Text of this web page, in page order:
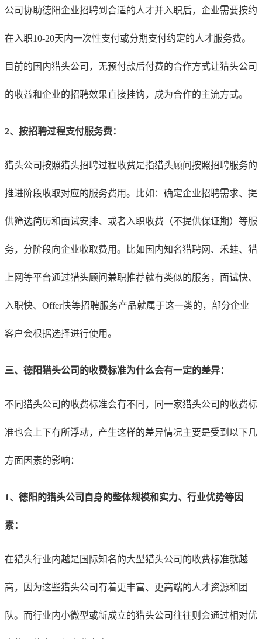
公司协助德阳企业招聘到合适的人才并入职后，企业需要按约
在入职10-20天内一次性支付或分期支付约定的人才服务费。
目前的国内猎头公司，无预付款后付费的合作方式让猎头公司
的收益和企业的招聘效果直接挂钩，成为合作的主流方式。
2、按招聘过程支付服务费：
猎头公司按照猎头招聘过程收费是指猎头顾问按照招聘服务的
推进阶段收取对应的服务费用。比如：确定企业招聘需求、提
供筛选简历和面试安排、或者入职收费（不提供保证期）等服
务，分阶段向企业收取费用。比如国内知名猎聘网、禾蛙、猎
上网等平台通过猎头顾问兼职推荐就有类似的服务，面试快、
入职快、Offer快等招聘服务产品就属于这一类的，部分企业
客户会根据选择进行使用。
三、德阳猎头公司的收费标准为什么会有一定的差异：
不同猎头公司的收费标准会有不同，同一家猎头公司的收费标
准也会上下有所浮动，产生这样的差异情况主要是受到以下几
方面因素的影响：
1、德阳的猎头公司自身的整体规模和实力、行业优势等因
素：
在猎头行业内越是国际知名的大型猎头公司的收费标准就越
高，因为这些猎头公司有着更丰富、更高端的人才资源和团
队。而行业内小微型或新成立的猎头公司往往则会通过相对优